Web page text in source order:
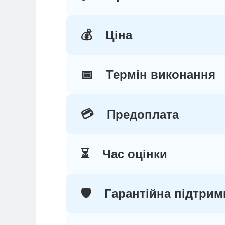
💰 Ціна
📅 Термін виконання
💳 Предоплата
⏳ Час оцінки
🛡️ Гарантійна